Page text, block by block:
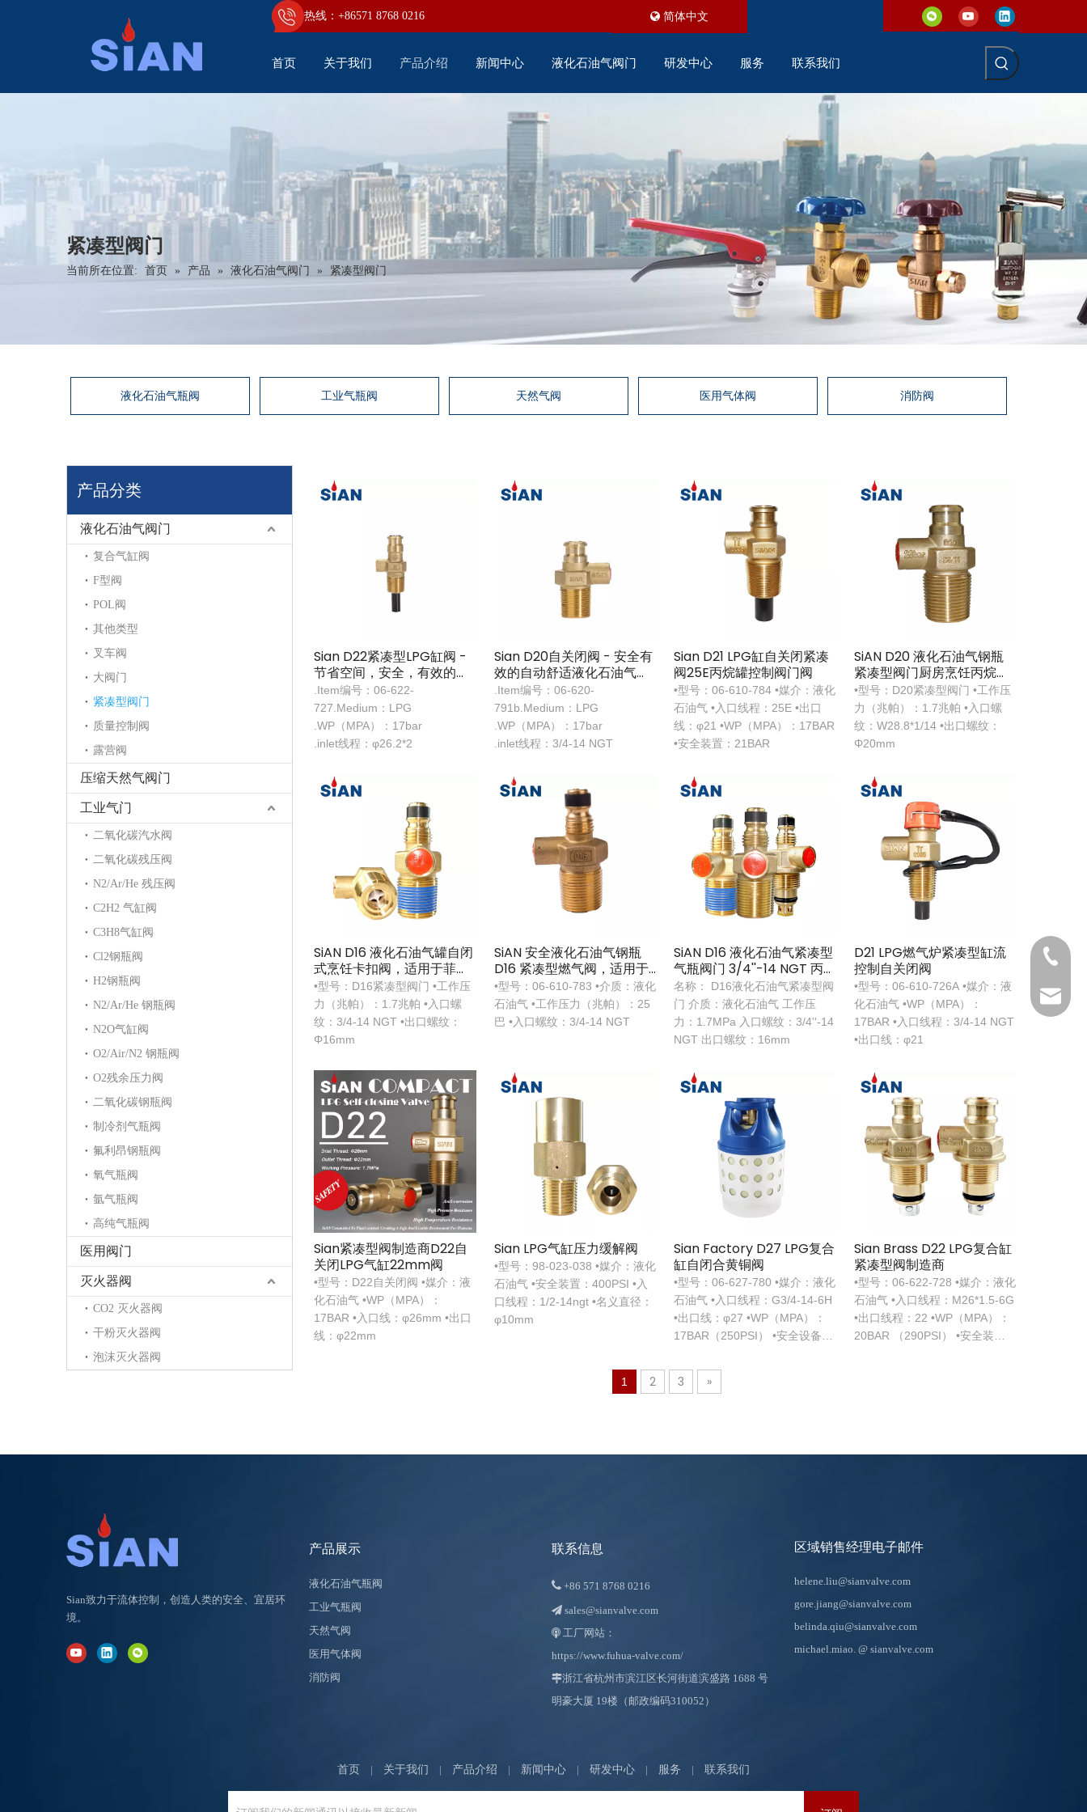
热线：+86571 8768 0216 简体中文
首页 关于我们 产品介绍 新闻中心 液化石油气阀门 研发中心 服务 联系我们
紧凑型阀门
当前所在位置: 首页 » 产品 » 液化石油气阀门 » 紧凑型阀门
液化石油气瓶阀 工业气瓶阀 天然气阀 医用气体阀 消防阀
产品分类
液化石油气阀门
复合气缸阀
F型阀
POL阀
其他类型
叉车阀
大阀门
紧凑型阀门
质量控制阀
露营阀
压缩天然气阀门
工业气门
二氧化碳汽水阀
二氧化碳残压阀
N2/Ar/He 残压阀
C2H2 气缸阀
C3H8气缸阀
Cl2钢瓶阀
H2钢瓶阀
N2/Ar/He 钢瓶阀
N2O气缸阀
O2/Air/N2 钢瓶阀
O2残余压力阀
二氧化碳钢瓶阀
制冷剂气瓶阀
氟利昂钢瓶阀
氧气瓶阀
氩气瓶阀
高纯气瓶阀
医用阀门
灭火器阀
CO2 灭火器阀
干粉灭火器阀
泡沫灭火器阀
Sian D22紧凑型LPG缸阀 -
节省空间，安全，有效的气
体控制
.Item编号：06-622-
727.Medium：LPG
.WP（MPA）：17bar
.inlet线程：φ26.2*2
Sian D20自关闭阀 - 安全有
效的自动舒适液化石油气阀
阀
.Item编号：06-620-
791b.Medium：LPG
.WP（MPA）：17bar
.inlet线程：3/4-14 NGT
Sian D21 LPG缸自关闭紧凑
阀25E丙烷罐控制阀门阀
•型号：06-610-784 •媒介：液化
石油气 •入口线程：25E •出口
线：φ21 •WP（MPA）：17BAR
•安全装置：21BAR
SiAN D20 液化石油气钢瓶
紧凑型阀门厨房烹饪丙烷罐
自闭阀
•型号：D20紧凑型阀门 •工作压
力（兆帕）：1.7兆帕 •入口螺
纹：W28.8*1/14 •出口螺纹：
Φ20mm
SiAN D16 液化石油气罐自闭
式烹饪卡扣阀，适用于菲律
宾
•型号：D16紧凑型阀门 •工作压
力（兆帕）：1.7兆帕 •入口螺
纹：3/4-14 NGT •出口螺纹：
Φ16mm
SiAN 安全液化石油气钢瓶
D16 紧凑型燃气阀，适用于
菲律宾
•型号：06-610-783 •介质：液化
石油气 •工作压力（兆帕）：25
巴 •入口螺纹：3/4-14 NGT
SiAN D16 液化石油气紧凑型
气瓶阀门 3/4''-14 NGT 丙
烷罐烹饪控制阀
名称： D16液化石油气紧凑型阀
门 介质：液化石油气 工作压
力：1.7MPa 入口螺纹：3/4''-14
NGT 出口螺纹：16mm
D21 LPG燃气炉紧凑型缸流
控制自关闭阀
•型号：06-610-726A •媒介：液
化石油气 •WP（MPA）：
17BAR •入口线程：3/4-14 NGT
•出口线：φ21
Sian紧凑型阀制造商D22自
关闭LPG气缸22mm阀
•型号：D22自关闭阀 •媒介：液
化石油气 •WP（MPA）：
17BAR •入口线：φ26mm •出口
线：φ22mm
Sian LPG气缸压力缓解阀
•型号：98-023-038 •媒介：液化
石油气 •安全装置：400PSI •入
口线程：1/2-14ngt •名义直径：
φ10mm
Sian Factory D27 LPG复合
缸自闭合黄铜阀
•型号：06-627-780 •媒介：液化
石油气 •入口线程：G3/4-14-6H
•出口线：φ27 •WP（MPA）：
17BAR（250PSI） •安全设备：
Sian Brass D22 LPG复合缸
紧凑型阀制造商
•型号：06-622-728 •媒介：液化
石油气 •入口线程：M26*1.5-6G
•出口线程：22 •WP（MPA）：
20BAR （290PSI） •安全装
1 2 3 »
Sian致力于流体控制，创造人类的安全、宜居环
境。
产品展示
液化石油气瓶阀
工业气瓶阀
天然气阀
医用气体阀
消防阀
+86 571
联系信息
 +86 571 8768 0216
 sales@sianvalve.com
 工厂网站：
https://www.fuhua-valve.com/
浙江省杭州市滨江区长河街道滨盛路 1688 号
明豪大厦 19楼（邮政编码310052）
区域销售经理电子邮件
helene.liu@sianvalve.com
gore.jiang@sianvalve.com
belinda.qiu@sianvalve.com
michael.miao. @ sianvalve.com
首页 | 关于我们 | 产品介绍 | 新闻中心 | 研发中心 | 服务 | 联系我们